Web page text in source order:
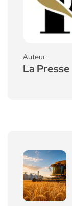
Auteur
La Presse